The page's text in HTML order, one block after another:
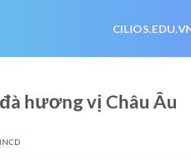
hương vị Châu Âu